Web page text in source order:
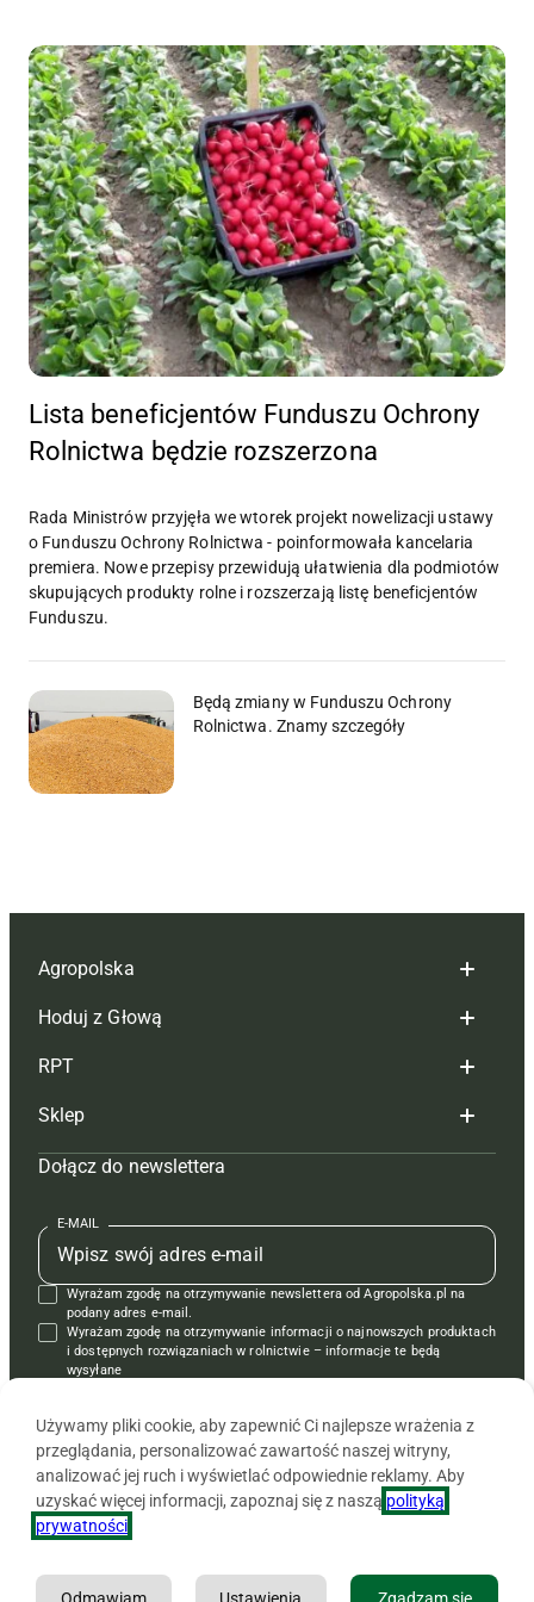
Lista beneficjentów Funduszu Ochrony
Rolnictwa będzie rozszerzona
Rada Ministrów przyjęła we wtorek projekt nowelizacji ustawy
o Funduszu Ochrony Rolnictwa - poinformowała kancelaria
premiera. Nowe przepisy przewidują ułatwienia dla podmiotów
skupujących produkty rolne i rozszerzają listę beneficjentów
Funduszu.
Będą zmiany w Funduszu Ochrony
Rolnictwa. Znamy szczegóły
Agropolska
Redakcja
Reklama
Tagi
Mapa serwisu
Kontakt
Regulamin
Polityka prywatności
Hoduj z Głową
Hoduj z głową bydło
Hoduj z głową świnie
Prenumerata
Redakcja
Kontakt
Reklama
RPT
Redakcja
Prenumerata
Reklama
Kontakt
Krzyżówki
Sklep
Czasopisma i prenumerata
Książki
Regulamin
Dołącz do newslettera
E-MAIL
Wyrażam zgodę na otrzymywanie newslettera od Agropolska.pl na
podany adres e-mail.
Wyrażam zgodę na otrzymywanie informacji o najnowszych produktach
i dostępnych rozwiązaniach w rolnictwie – informacje te będą
wysyłane
Używamy pliki cookie, aby zapewnić Ci najlepsze wrażenia z
przeglądania, personalizować zawartość naszej witryny,
analizować jej ruch i wyświetlać odpowiednie reklamy. Aby
uzyskać więcej informacji, zapoznaj się z naszą polityką
prywatności